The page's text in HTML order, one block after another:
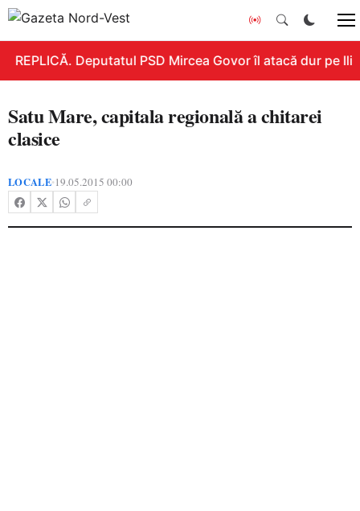
REPLICĂ. Deputatul PSD Mircea Govor îl atacă dur pe
Satu Mare, capitala regională a chitarei
clasice
LOCALE•19.05.2015 00:00